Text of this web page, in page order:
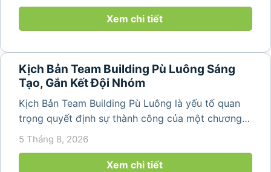
núi rừng hùng vĩ, không khí...
Xem chi tiết
Kịch Bản Team Building Pù Luông Sáng
Tạo, Gắn Kết Đội Nhóm
Kịch Bản Team Building Pù Luông là yếu tố quan
trọng quyết định sự thành công của một chương
trình du lịch doanh nghiệp. Một kịch bản được xây
dựng bài bản không chỉ mang đến những phút
giây vui vẻ, sôi động mà còn...
5 Tháng 8, 2026
Xem chi tiết